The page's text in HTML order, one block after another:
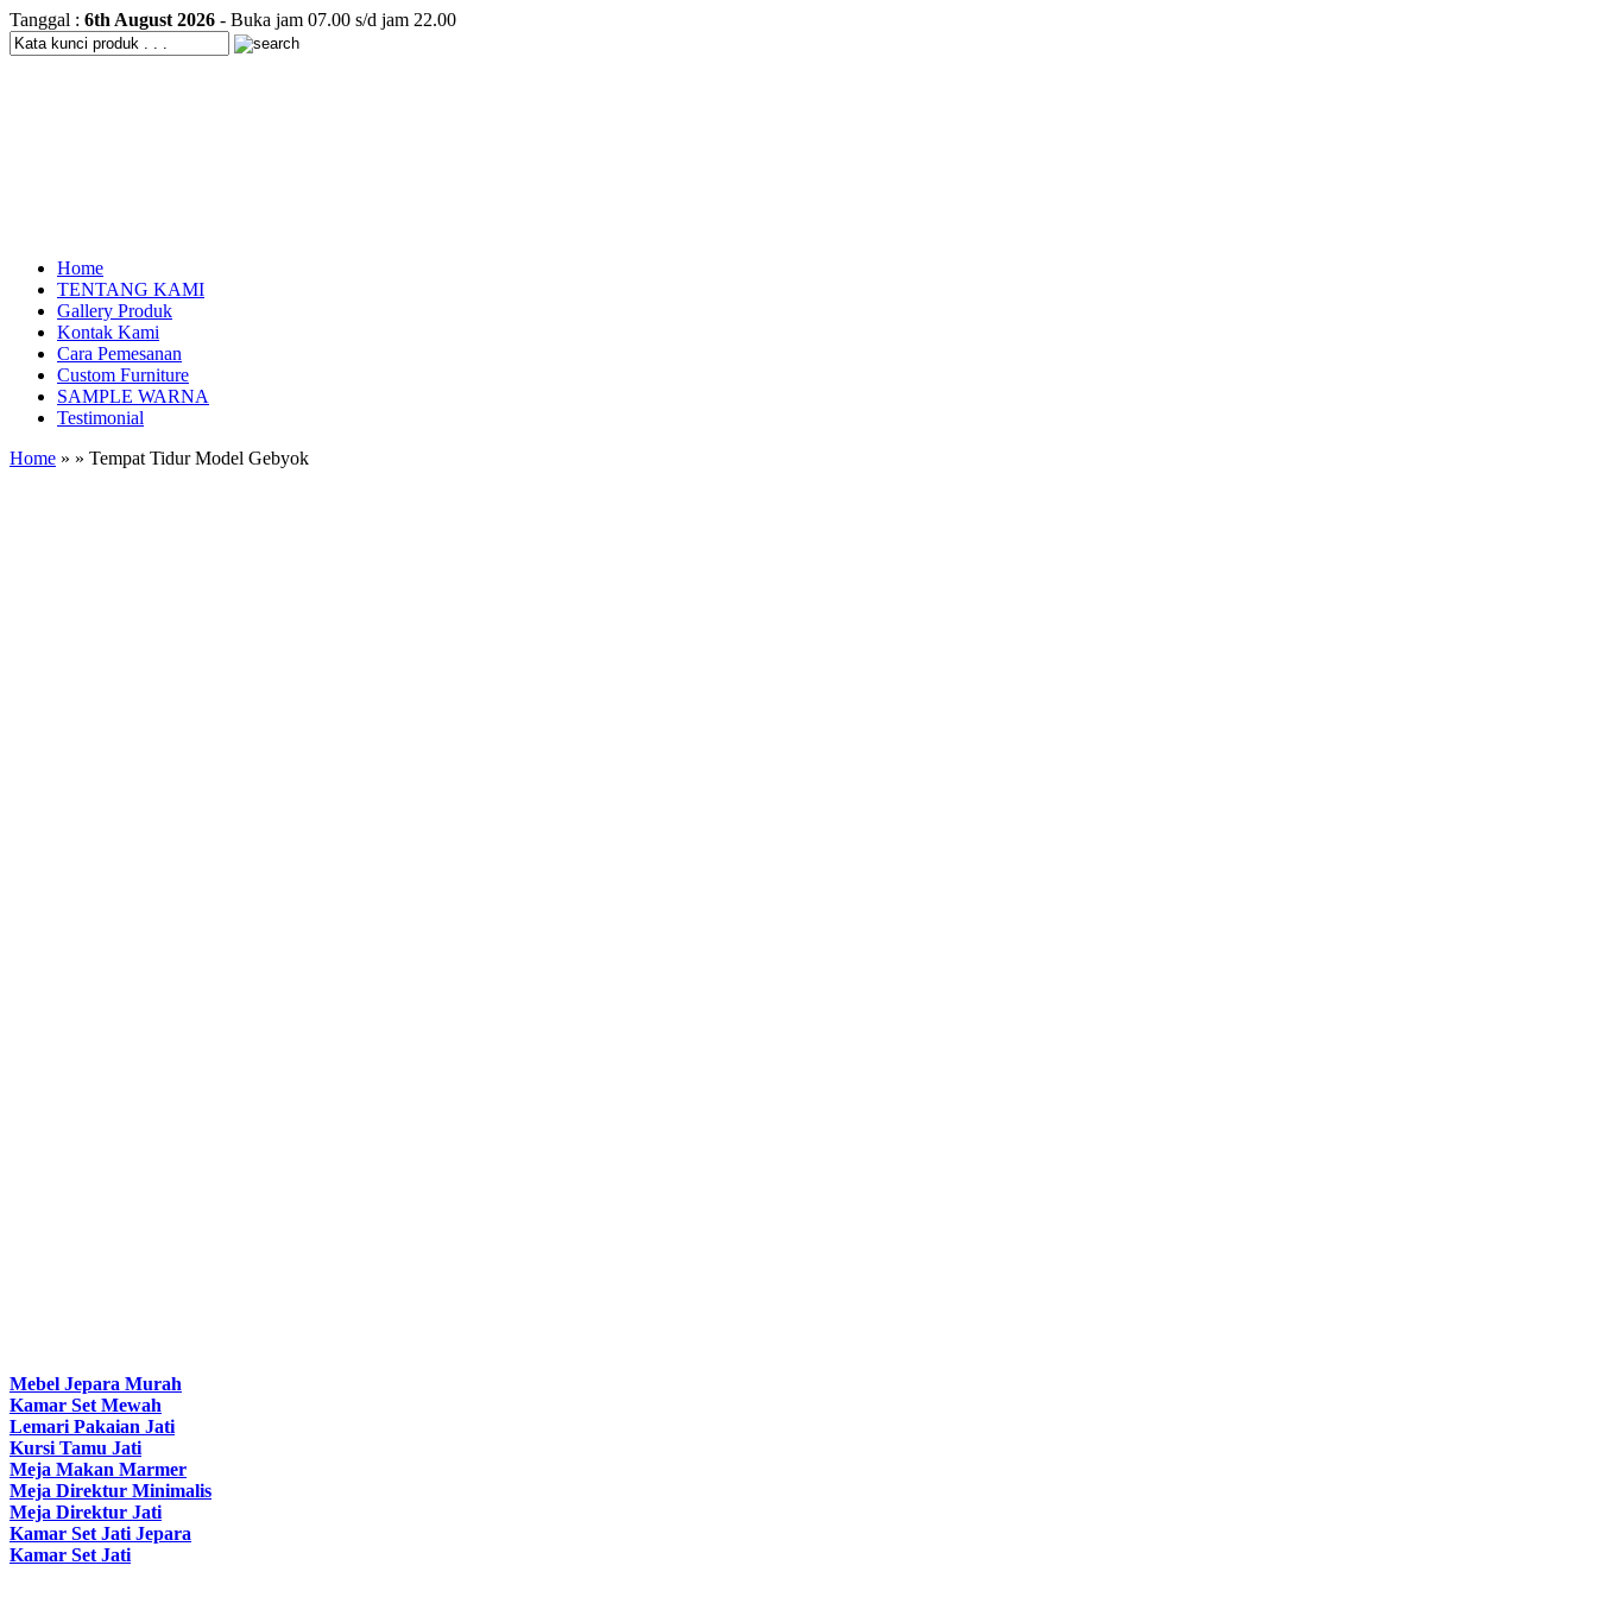
Tanggal : 6th August 2026 - Buka jam 07.00 s/d jam 22.00
Home
TENTANG KAMI
Gallery Produk
Kontak Kami
Cara Pemesanan
Custom Furniture
SAMPLE WARNA
Testimonial
Home » » Tempat Tidur Model Gebyok
Mebel Jepara Murah
Kamar Set Mewah
Lemari Pakaian Jati
Kursi Tamu Jati
Meja Makan Marmer
Meja Direktur Minimalis
Meja Direktur Jati
Kamar Set Jati Jepara
Kamar Set Jati